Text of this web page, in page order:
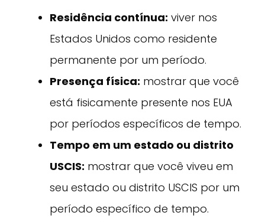
Residência contínua: viver nos
Estados Unidos como residente
permanente por um período.
Presença física: mostrar que você
está fisicamente presente nos EUA
por períodos específicos de tempo.
Tempo em um estado ou distrito
USCIS: mostrar que você viveu em
seu estado ou distrito USCIS por um
período específico de tempo.